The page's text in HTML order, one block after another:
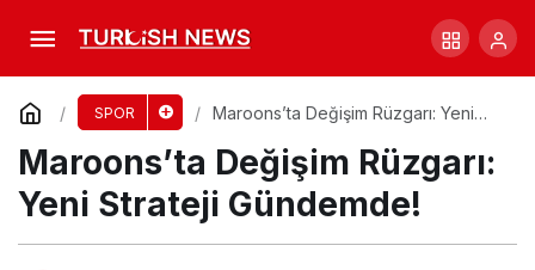
SPOR
Maroons’ta Değişim Rüzgarı: Yeni
Maroons’ta Değişim Rüzgarı:
Yeni Strateji Gündemde!
McLaren İki Pilotla Şampiyonluk Peşinde!
Comment